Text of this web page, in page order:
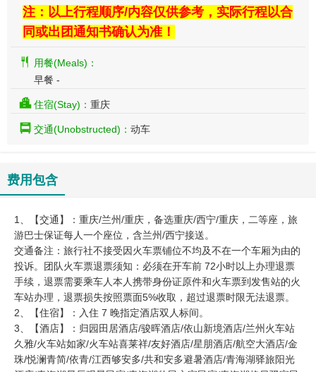
注：以上行程顺序/内容仅供参考，实际行程以合
同或出团通知书确认为准！
用餐(Meals)：
早餐 -
住宿(Stay)： 重庆
交通(Unobstructed)： 动车
费用包含
1、【交通】：重庆/兰州/重庆，备选重庆/西宁/重庆，二等座，旅
游巴士保证每人一个座位，含兰州/西宁接送。
交通备注：旅行社不接受因火车票铺位不均及不在一个车厢为由的
投诉。团队火车票退票须知：必须在开车前 72小时以上办理退票
手续，退票需要乘车人本人携带身份证原件和火车票到发售站的火
车站办理，退票损失按照票面5%收取，超过退票时限无法退票。
2、【住宿】：入住 7 晚指定酒店双人标间。
3、【酒店】：归园田居酒店/骏晖酒店/依山新境酒店/兰州火车站
久雅/火车站如家/火车站喜莱祥/友好酒店/星朋酒店/航空大酒店/金
珠/悦澜青简/依青/江西够安多/共和安多避暑酒店/青海湖驿旅阳光